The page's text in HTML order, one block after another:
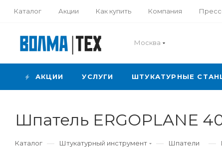
Каталог Акции Как купить Компания
Москва
АКЦИИ УСЛУГИ ШТУКАТУРНЫЕ
Шпатель ERGOPLANE
Каталог — Штукатурный инструмент — Шпатели —